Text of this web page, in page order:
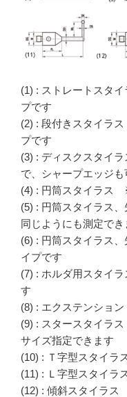
(1) : ストレートスタ
プです
(2) : 段付きスタイラ
プです
(3) : ディスクスタイ
で、シャープエッジも
(4) : 円筒スタイラス
(5) : 円筒スタイラス
同じようにも測定でき
(6) : 円筒スタイラス
イプです
(7) : ホルダ用スタイ
す
(8) : エクステンショ
(9) : スタースタイラ
サイズ指定できます
(10) : Ｔ字型スタイ
(11) : Ｌ字型スタイ
(12) : 傾斜スタイラ